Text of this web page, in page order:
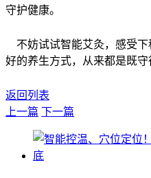
守护健康。
不妨试试智能艾灸，感受
好的养生方式，从来都是既守
返回列表
上一篇 下一篇